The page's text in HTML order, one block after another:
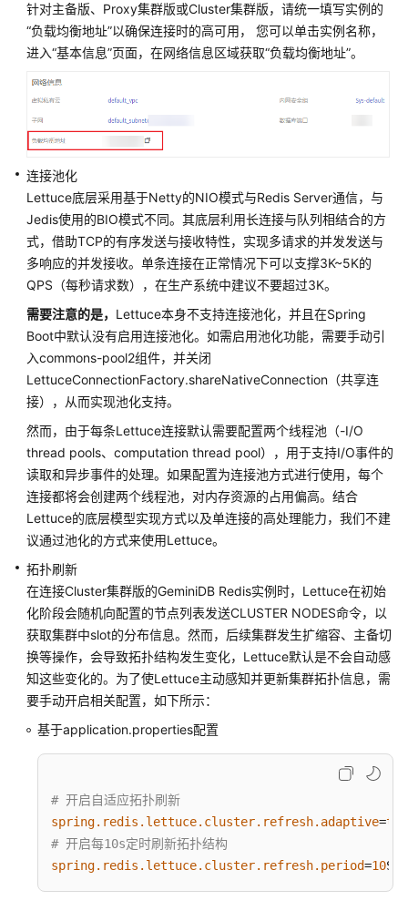
选
型
建
授
予
使
用
GeminiDB
Redis
的
权
限
购
买
实
连
实
例
连
接
GeminiDB
Redis
实
方
式
介
过
DAS
连
接
针对主备版、Proxy集群版或Cluster集群版，请统一填写实例的
“负载均衡地址”以确保连接时的高可用， 您可以单击实例名称，
进入“基本信息”页面，在网络信息区域获取“负载均衡地址”。
连接池化
Lettuce底层采用基于Netty的NIO模式与Redis Server通信，与
Jedis使用的BIO模式不同。其底层利用长连接与队列相结合的方
式，借助TCP的有序发送与接收特性，实现多请求的并发发送与
多响应的并发接收。单条连接在正常情况下可以支撑3K~5K的
QPS（每秒请求数），在生产系统中建议不要超过3K。
需要注意的是， Lettuce本身不支持连接池化，并且在Spring
Boot中默认没有启用连接池化。如需启用池化功能，需要手动引
入commons-pool2组件，并关闭
LettuceConnectionFactory.shareNativeConnection（共享连
接），从而实现池化支持。
然而，由于每条Lettuce连接默认需要配置两个线程池（-I/O
thread pools、computation thread pool），用于支持I/O事件的
读取和异步事件的处理。如果配置为连接池方式进行使用，每个
连接都将会创建两个线程池，对内存资源的占用偏高。结合
Lettuce的底层模型实现方式以及单连接的高处理能力，我们不建
议通过池化的方式来使用Lettuce。
拓扑刷新
在连接Cluster集群版的GeminiDB Redis实例时，Lettuce在初始
化阶段会随机向配置的节点列表发送CLUSTER NODES命令，以
获取集群中slot的分布信息。然而，后续集群发生扩缩容、主备切
换等操作，会导致拓扑结构发生变化，Lettuce默认是不会自动感
知这些变化的。为了使Lettuce主动感知并更新集群拓扑信息，需
要手动开启相关配置，如下所示：
基于application.properties配置
# 开启自适应拓扑刷新
spring.redis.lettuce.cluster.refresh.adaptive=
# 开启每10s定时刷新拓扑结构
spring.redis.lettuce.cluster.refresh.period=10S